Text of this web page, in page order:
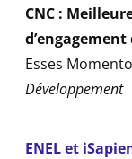
CNC :
Esses
Développement
ENEL et